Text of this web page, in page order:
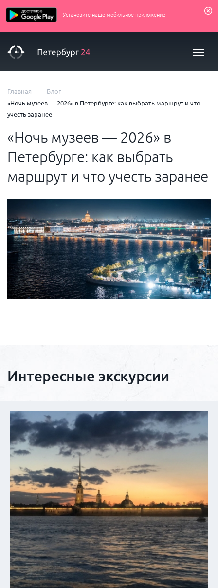
Установите наше мобильное приложение
Главная — Блог —
«Ночь музеев — 2026» в Петербурге: как выбрать маршрут и что
учесть заранее
«Ночь музеев — 2026» в
Петербурге: как выбрать
маршрут и что учесть заранее
Интересные экскурсии